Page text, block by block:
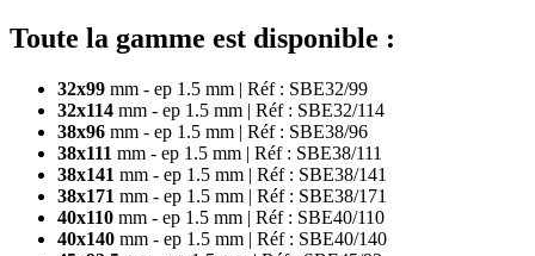
Toute la gamme est disponible :
32x99 mm - ep 1.5 mm | Réf : SBE32/99
32x114 mm - ep 1.5 mm | Réf : SBE32/114
38x96 mm - ep 1.5 mm | Réf : SBE38/96
38x111 mm - ep 1.5 mm | Réf : SBE38/111
38x141 mm - ep 1.5 mm | Réf : SBE38/141
38x171 mm - ep 1.5 mm | Réf : SBE38/171
40x110 mm - ep 1.5 mm | Réf : SBE40/110
40x140 mm - ep 1.5 mm | Réf : SBE40/140